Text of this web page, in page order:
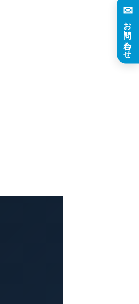
✉
お問い合わせ